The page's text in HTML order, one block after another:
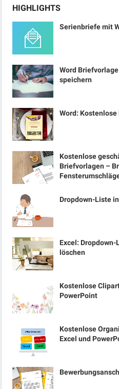
HIGHLIGHTS
Serienbriefe mit
Word
speichern
Word:
Kostenlose
Briefvorlagen –
Dropdown-Liste
Excel:
löschen
Kostenlose
PowerPoint
Kostenlose
Excel und